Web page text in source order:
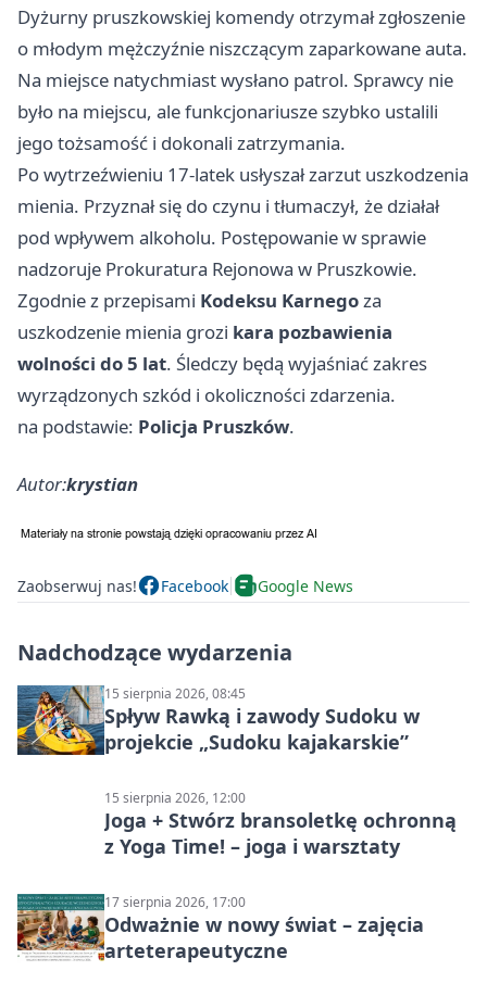
Dyżurny pruszkowskiej komendy otrzymał zgłoszenie
o młodym mężczyźnie niszczącym zaparkowane auta.
Na miejsce natychmiast wysłano patrol. Sprawcy nie
było na miejscu, ale funkcjonariusze szybko ustalili
jego tożsamość i dokonali zatrzymania.
Po wytrzeźwieniu 17-latek usłyszał zarzut uszkodzenia
mienia. Przyznał się do czynu i tłumaczył, że działał
pod wpływem alkoholu. Postępowanie w sprawie
nadzoruje Prokuratura Rejonowa w Pruszkowie.
Zgodnie z przepisami Kodeksu Karnegoza
uszkodzenie mienia grozi kara pozbawienia
wolności do 5 lat. Śledczy będą wyjaśniać zakres
wyrządzonych szkód i okoliczności zdarzenia.
na podstawie: Policja Pruszków.
Autor:krystian
Zaobserwuj nas! Facebook Google News
Nadchodzące wydarzenia
15 sierpnia 2026, 08:45
Spływ Rawką i zawody Sudoku w
projekcie „Sudoku kajakarskie”
15 sierpnia 2026, 12:00
Joga + Stwórz bransoletkę ochronną
z Yoga Time! – joga i warsztaty
17 sierpnia 2026, 17:00
Odważnie w nowy świat – zajęcia
arteterapeutyczne